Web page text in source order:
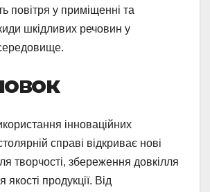
повітря у приміщенні та
шкідливих речовин у
інноваційних
справі відкриває нові
творчості, збереження довкілля
продукції. Від